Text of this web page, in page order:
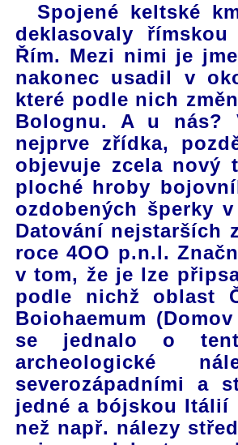
Spojené keltské
deklasovaly
Řím. Mezi nimi je
nakonec usadil v
které podle nich
Bolognu. A u nás?
nejprve zřídka,
objevuje zcela nový
ploché hroby
ozdobených šperky
Datování nejstarších
roce 4OO p.n.l.
v tom, že je lze
podle nichž oblast
Boiohaemum
se jednalo o
archeologické
severozápadními a
jedné a bójskou Itálií
než např. nálezy